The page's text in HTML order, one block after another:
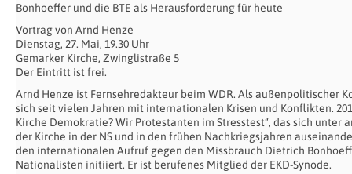
Bonhoeffer und die BTE als Herausforderung für heute
Vortrag von Arnd Henze
Dienstag, 27. Mai, 19.30 Uhr
Gemarker Kirche, Zwinglistraße 5
Der Eintritt ist frei.
Arnd Henze ist Fernsehredakteur beim WDR. Als außenpolitischer
sich seit vielen Jahren mit internationalen Krisen und Konflikten.
Kirche Demokratie? Wir Protestanten im Stresstest“, das sich unter
der Kirche in der NS und in den frühen Nachkriegsjahren
den internationalen Aufruf gegen den Missbrauch Dietrich
Nationalisten initiiert. Er ist berufenes Mitglied der EKD-Synode.